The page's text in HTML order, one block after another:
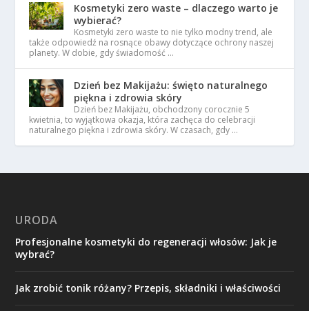
Kosmetyki zero waste – dlaczego warto je
wybierać?
Kosmetyki zero waste to nie tylko modny trend, ale
także odpowiedź na rosnące obawy dotyczące ochrony naszej
planety. W dobie, gdy świadomość …
Dzień bez Makijażu: święto naturalnego
piękna i zdrowia skóry
Dzień bez Makijażu, obchodzony corocznie 5
kwietnia, to wyjątkowa okazja, która zachęca do celebracji
naturalnego piękna i zdrowia skóry. W czasach, gdy …
URODA
Profesjonalne kosmetyki do regeneracji włosów: Jak je
wybrać?
Jak zrobić tonik różany? Przepis, składniki i właściwości